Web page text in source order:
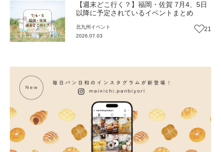
【週末どこ行く？】福岡・佐賀 7月4、5日
以降に予定されているイベントまとめ
北九州 イベント
2026.07.03
21